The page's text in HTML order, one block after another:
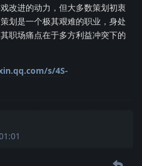
改进的动力，但大多数策划初衷
划是一个极其艰难的职业，身处
职场痛点在于多方利益冲突下的
s/4S-